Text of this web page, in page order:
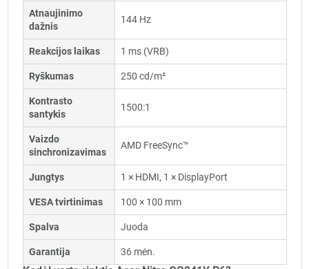
Atnaujinimo
dažnis
144 Hz
Reakcijos laikas 1 ms (VRB)
Ryškumas 250 cd/m²
Kontrasto
santykis
1500:1
Vaizdo
sinchronizavimas
AMD FreeSync™
Jungtys 1 × HDMI, 1 × DisplayPort
VESA tvirtinimas 100 × 100 mm
Spalva Juoda
Garantija 36 mėn.